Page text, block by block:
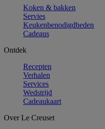
Koken & bakken
Servies
Keukenbenodigdheden
Cadeaus
Ontdek
Recepten
Verhalen
Services
Wedstrijd
Cadeaukaart
Over Le Creuset